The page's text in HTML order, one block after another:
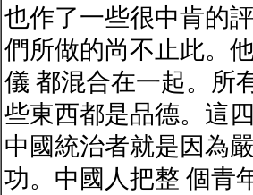
也作了一些很中肯的
們所做的尚不止此。
儀 都混合在一起。所
些東西都是品德。這
中國統治者就是因為
功。中國人把整 個青